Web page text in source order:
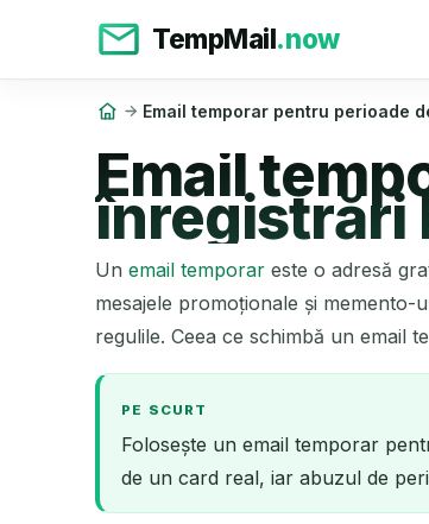
TempMail.now
Email temporar pentru perioade
Email
înregistrări
Un email temporar este o adresă
mesajele promoționale și
regulile. Ceea ce schimbă un email
PE SCURT
Folosește un email temporar
de un card real, iar abuzul de